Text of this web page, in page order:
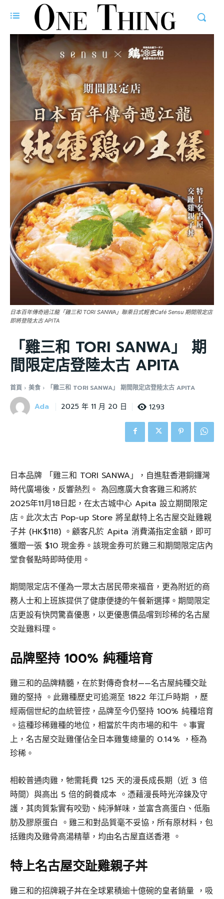
日本百年傳奇過江龍「雞三和 TORI SANWA」聯乘日式輕食Café Sensu 期間限定店
即將登陸太古 APITA
「雞三和 TORI SANWA」 期
間限定店登陸太古 APITA
首頁 美食 「雞三和 TORI SANWA」 期間限定店登陸太古 APITA
Ada 2025 年 11 月 20 日 1293
日本品牌 「雞三和 TORI SANWA」，自進駐香港銅鑼灣
時代廣場後，反響熱烈。 為回應廣大食客雞三和將於
2025年11月18日起，在太古城中心 Apita 設立期間限定
店。此次太古 Pop-up Store 將呈獻特上名古屋交趾雞親
子丼 (HK$118) 。顧客凡於 Apita 消費滿指定金額，即可
獲贈一張 $10 現金券。該現金券可於雞三和期間限定店內
堂食餐點時即時使用。
期間限定店不僅為一眾太古居民帶來福音，更為附近的商
務人士和上班族提供了健康便捷的午餐新選擇。期間限定
店更設有快閃驚喜優惠，以更優惠價品嚐到珍稀的名古屋
交趾雞料理。
品牌堅持 100% 純種培育
雞三和的品牌精髓，在於對傳奇食材——名古屋純種交趾
雞的堅持 。此雞種歷史可追溯至 1822 年江戶時期 ，歷
經兩個世紀的血統管控，品牌至今仍堅持 100% 純種培育
。這種珍稀雞種的地位，相當於牛肉市場的和牛 。事實
上，名古屋交趾雞僅佔全日本雞隻總量的 0.14% ，極為
珍稀。
相較普通肉雞，牠需耗費 125 天的漫長成長期（近 3 倍
時間）與高出 5 倍的飼養成本 。憑藉漫長時光淬鍊及守
護，其肉質紮實有咬勁、純淨鮮味，並富含高蛋白、低脂
肪及膠原蛋白 。雞三和對品質毫不妥協，所有原材料，包
括雞肉及雞骨高湯精華，均由名古屋直送香港 。
特上名古屋交趾雞親子丼
雞三和的招牌親子丼在全球累積逾十億碗的皇者銷量 ，吸